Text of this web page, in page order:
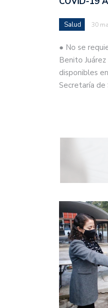
Salud 30
● No se
Benito
disponibles
Secretaría de